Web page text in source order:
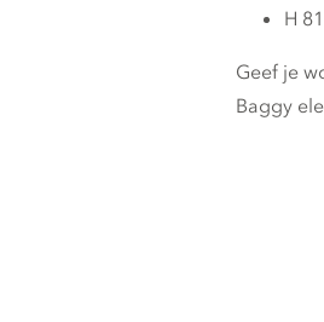
H
Geef je
Baggy